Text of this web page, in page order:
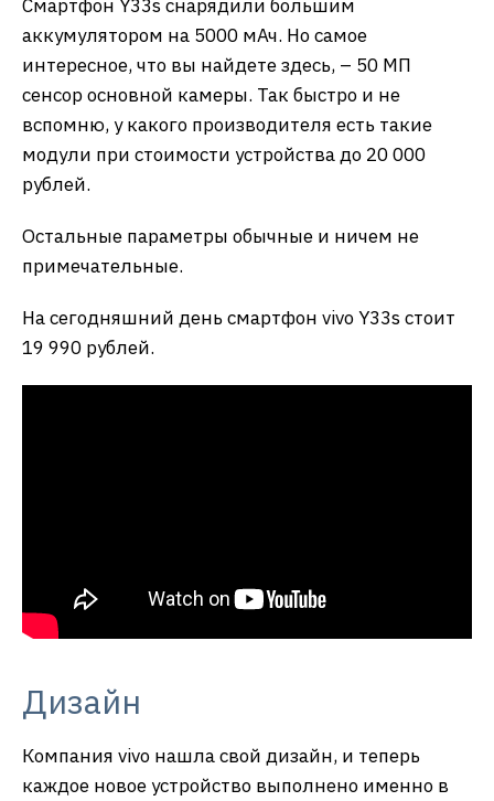
Смартфон Y33s снарядили большим
аккумулятором на 5000 мАч. Но самое
интересное, что вы найдете здесь, – 50 МП
сенсор основной камеры. Так быстро и не
вспомню, у какого производителя есть такие
модули при стоимости устройства до 20 000
рублей.
Остальные параметры обычные и ничем не
примечательные.
На сегодняшний день смартфон vivo Y33s стоит
19 990 рублей.
Дизайн
Компания vivo нашла свой дизайн, и теперь
каждое новое устройство выполнено именно в